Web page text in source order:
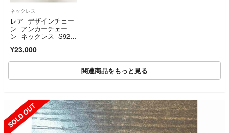
ネックレス
レア デザインチェー
ン アンカーチェー
ン ネックレス S92
ースビットモチー
フ マンテル
¥23,000
関連商品をもっと見る
SOLD OUT